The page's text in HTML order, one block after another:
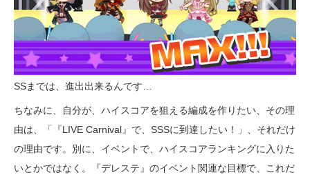
SSまでは、進出出来るんです…
ちなみに、自分が、ハイスコアを狙える編成を作りたい、その理
由は、「『LIVE Carnival』で、SSSに到達したい！」、それだけ
の理由です。別に、イベントで、ハイスコアランキングに入りた
いとかではなく。『デレステ』のイベント関連な目標で、これだ